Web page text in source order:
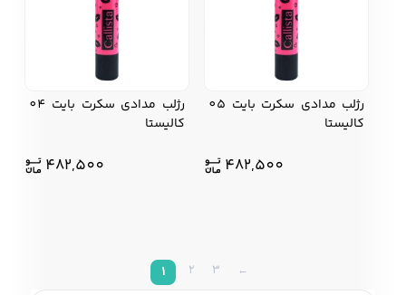
رژلب مدادی سکرت بایت 05
کالیستا
482,500
رژلب مدادی سکرت بایت 04
کالیستا
482,500
1 2 3 ←